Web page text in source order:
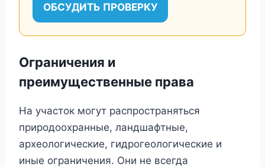
ОБСУДИТЬ ПРОВЕРКУ
Ограничения и
преимущественные права
На участок могут распространяться
природоохранные, ландшафтные,
археологические, гидрогеологические и
иные ограничения. Они не всегда